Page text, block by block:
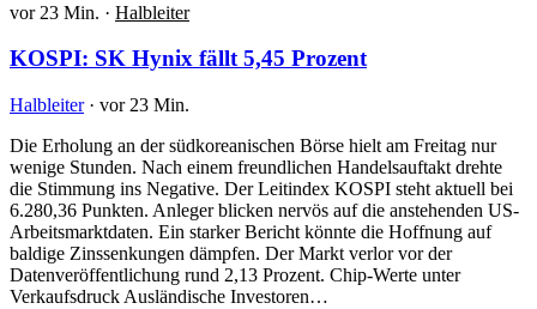
vor 23 Min. · Halbleiter
KOSPI: SK Hynix fällt 5,45 Prozent
Halbleiter · vor 23 Min.
Die Erholung an der südkoreanischen Börse hielt am Freitag nur
wenige Stunden. Nach einem freundlichen Handelsauftakt drehte
die Stimmung ins Negative. Der Leitindex KOSPI steht aktuell bei
6.280,36 Punkten. Anleger blicken nervös auf die anstehenden US-
Arbeitsmarktdaten. Ein starker Bericht könnte die Hoffnung auf
baldige Zinssenkungen dämpfen. Der Markt verlor vor der
Datenveröffentlichung rund 2,13 Prozent. Chip-Werte unter
Verkaufsdruck Ausländische Investoren…